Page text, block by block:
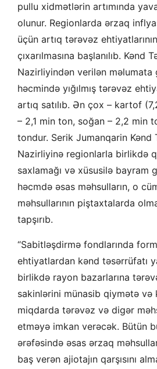
pullu xidmətlərin artımında
olunur. Regionlarda ərzaq
üçün artıq tərəvəz
çıxarılmasına başlanılıb. Kənd
Nazirliyindən verilən məlumata
həcmində yığılmış tərəvəz
artıq satılıb. Ən çox – kartof
– 2,1 min ton, soğan – 2,2 min
tondur. Serik Jumanqarin Kənd
Nazirliyinə regionlarla birlikdə
saxlamağı və xüsusilə bayram
həcmdə əsas məhsulların, o
məhsullarının piştaxtalarda
tapşırıb.
“Sabitləşdirmə fondlarında
ehtiyatlardan kənd təsərrüfatı
birlikdə rayon bazarlarına
sakinlərini münasib qiymətə
miqdarda tərəvəz və digər
etməyə imkan verəcək. Bütün
ərəfəsində əsas ərzaq
baş verən ajiotajın qarşısını